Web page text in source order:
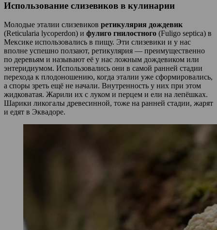
Использование слизевиков в кулинарии
Молодые эталии слизевиков ретикулярия дождевик
(Reticularia lycoperdon) и фулиго гнилостного (Fuligo septica) в
Мексике использовались в пищу. Эти слизевики и у нас
вполне успешно ползают, ретикулярия — преимущественно
по деревьям и называют её у нас ложным дождевиком или
энтеридиумом. Использовались они в самой ранней стадии
перехода к плодоношению, когда эталии уже сформировались,
а споры зреть ещё не начали. Внутренность у них при этом
жидковатая. Жарили их с луком и перцем и ели на лепёшках.
Шарики ликогалы древесинной, тоже на ранней стадии, жарят
и едят в Эквадоре.